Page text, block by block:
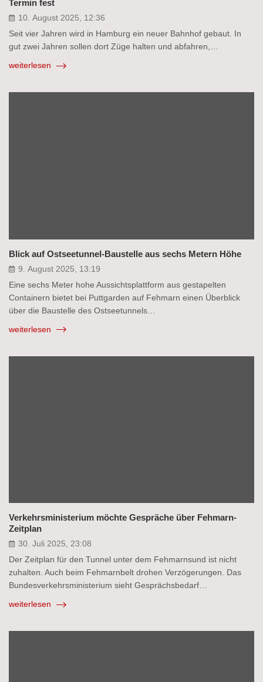
Termin fest
10. August 2025, 12:36
Seit vier Jahren wird in Hamburg ein neuer Bahnhof gebaut. In
gut zwei Jahren sollen dort Züge halten und abfahren,…
weiterlesen
Blick auf Ostseetunnel-Baustelle aus sechs Metern Höhe
9. August 2025, 13:19
Eine sechs Meter hohe Aussichtsplattform aus gestapelten
Containern bietet bei Puttgarden auf Fehmarn einen Überblick
über die Baustelle des Ostseetunnels…
weiterlesen
Verkehrsministerium möchte Gespräche über Fehmarn-
Zeitplan
30. Juli 2025, 23:08
Der Zeitplan für den Tunnel unter dem Fehmarnsund ist nicht
zuhalten. Auch beim Fehmarnbelt drohen Verzögerungen. Das
Bundesverkehrsministerium sieht Gesprächsbedarf…
weiterlesen